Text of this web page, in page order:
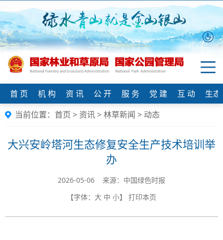
首 页 机 构 资 讯 公 开 服 务 党 建 互 动
生
当前位置： 首页 > 资讯>林草新闻 > 动态
大兴安岭塔河生态修复安全生产技术培训举
办
2026-05-06 来源：中国绿色时报
【字体： 大 中 小】 打印本页